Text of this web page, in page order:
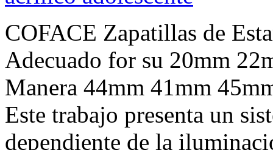
COFACE Zapatillas de
Adecuado for su 20mm
Manera 44mm 41mm
Este trabajo presenta un
dependiente de la